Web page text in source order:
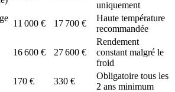
uniquement
11 000 € 17 700 €
Haute température
recommandée
16 600 € 27 600 €
Rendement
constant malgré le
froid
170 € 330 €
Obligatoire tous les
2 ans minimum